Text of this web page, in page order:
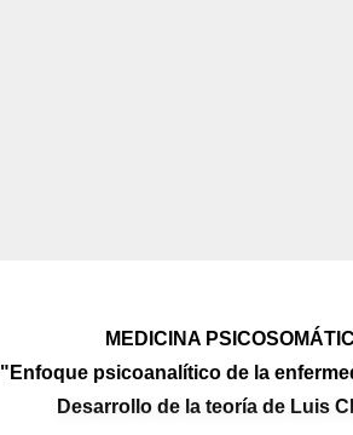
MEDICINA
"Enfoque psicoanalítico de la
Desarrollo de la teoría de Luis